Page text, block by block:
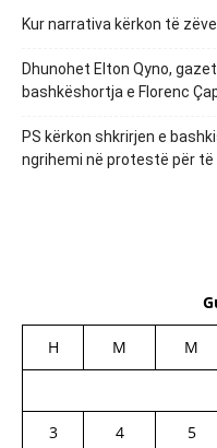
Kur narrativa kërkon të
Dhunohet Elton Qyno,
bashkëshortja e Florenc
PS kërkon shkrirjen e
ngrihemi në protestë për
H M M
3
4 5